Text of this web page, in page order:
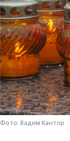
Фото: Вадим Кантор